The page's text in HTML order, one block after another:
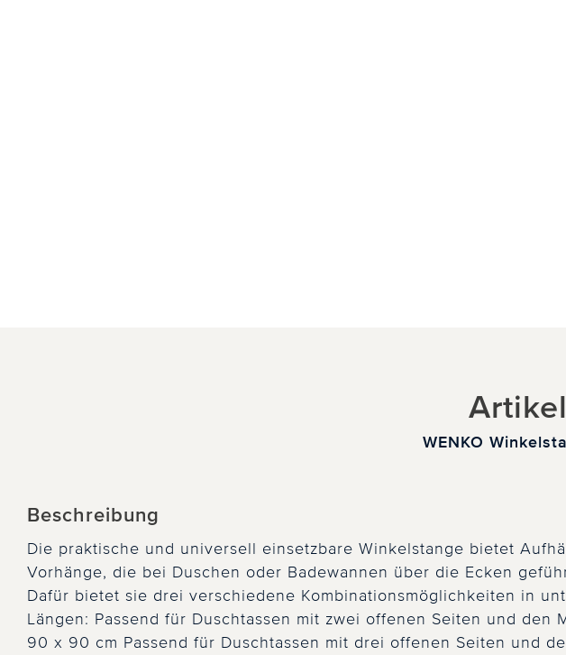
WENKO
Beschreibung
Die praktische und universell einsetzbare Winkelstange bietet
Vorhänge, die bei Duschen oder Badewannen über die Ecken
Dafür bietet sie drei verschiedene Kombinationsmöglichkeiten in
Längen: Passend für Duschtassen mit zwei offenen Seiten und den
90 x 90 cm Passend für Duschtassen mit drei offenen Seiten und